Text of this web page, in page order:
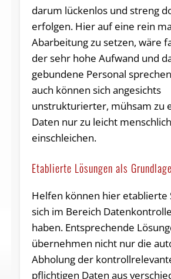
darum lückenlos und streng
erfolgen. Hier auf eine rein
Abarbeitung zu setzen, wäre
der sehr hohe Aufwand und
gebundene Personal
auch können sich angesichts
unstrukturierter, mühsam zu
Daten nur zu leicht
einschleichen.
Etablierte Lösungen als Grundlage
Helfen können hier etablierte
sich im Bereich
haben. Entsprechende
übernehmen nicht nur die
Abholung der
pflichtigen Daten aus